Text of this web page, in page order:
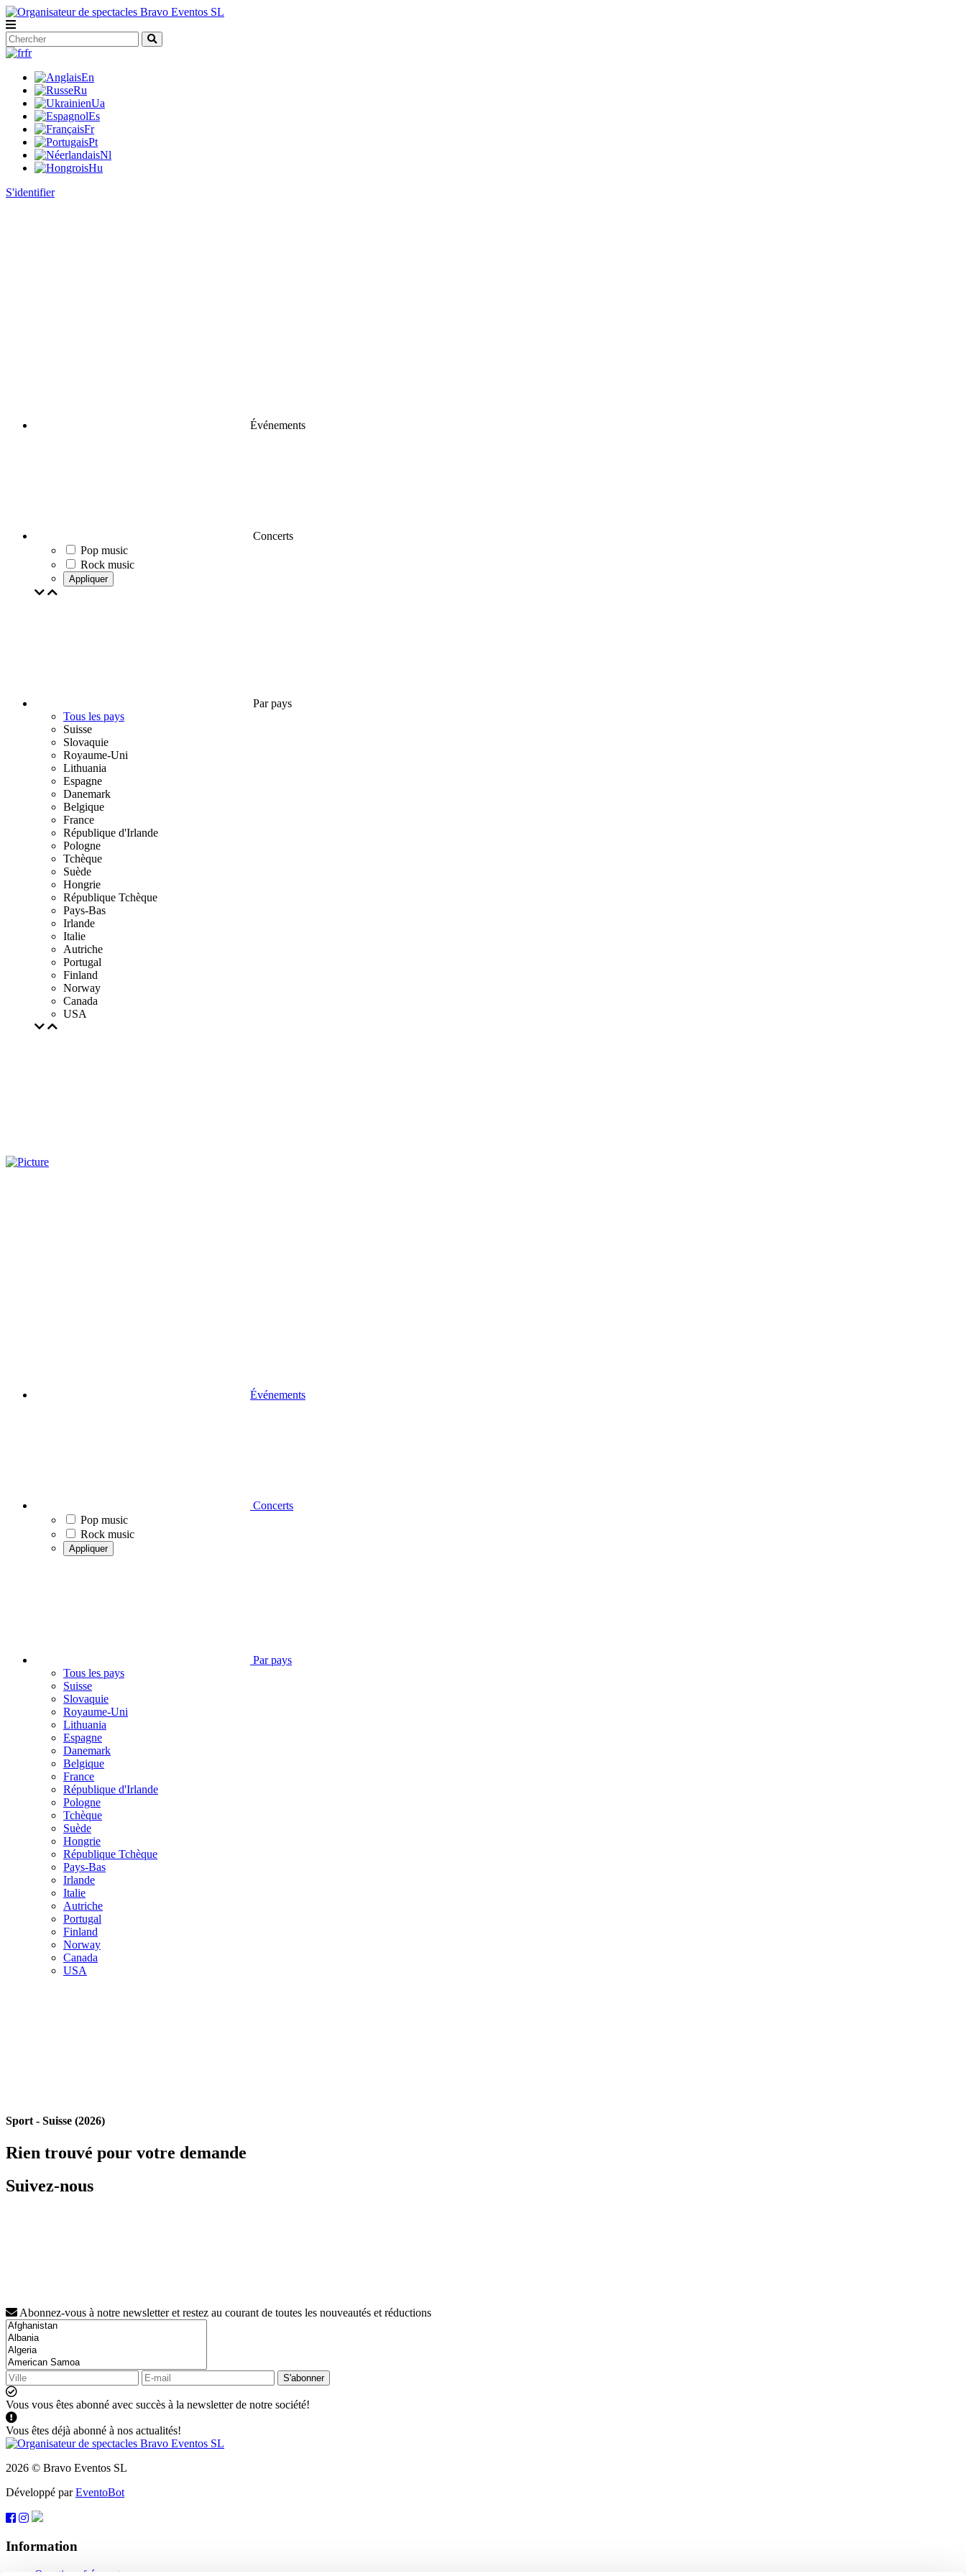
fr
En
Ru
Ua
Es
Fr
Pt
Nl
Hu
S'identifier
Événements
Concerts
Pop music
Rock music
Appliquer
Par pays
Tous les pays
Suisse
Slovaquie
Royaume-Uni
Lithuania
Espagne
Danemark
Belgique
France
République d'Irlande
Pologne
Tchèque
Suède
Hongrie
République Tchèque
Pays-Bas
Irlande
Italie
Autriche
Portugal
Finland
Norway
Canada
USA
Événements
Concerts
Pop music
Rock music
Appliquer
Par pays
Tous les pays
Suisse
Slovaquie
Royaume-Uni
Lithuania
Espagne
Danemark
Belgique
France
République d'Irlande
Pologne
Tchèque
Suède
Hongrie
République Tchèque
Pays-Bas
Irlande
Italie
Autriche
Portugal
Finland
Norway
Canada
USA
Sport - Suisse (2026)
Rien trouvé pour votre demande
Suivez-nous
Abonnez-vous à notre newsletter et restez au courant de toutes les nouveautés et réductions
S'abonner
Vous vous êtes abonné avec succès à la newsletter de notre société!
Vous êtes déjà abonné à nos actualités!
2026 © Bravo Eventos SL
Développé parEventoBot
Information